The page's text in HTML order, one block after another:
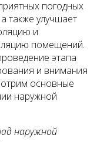
погодных
также улучшает
и
помещений.
этапа
и внимания
основные
наружной
наружной